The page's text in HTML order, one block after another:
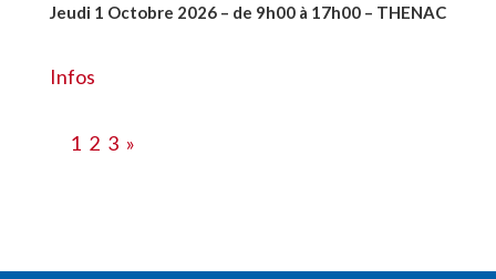
Jeudi 1 Octobre 2026 – de 9h00 à 17h00 – THENAC
Infos
1 2 3 »